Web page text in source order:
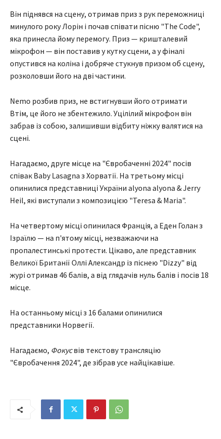
Він піднявся на сцену, отримав приз з рук переможниці
минулого року Лорін і почав співати пісню "The Code",
яка принесла йому перемогу. Приз — кришталевий
мікрофон — він поставив у кутку сцени, а у фіналі
опустився на коліна і добряче стукнув призом об сцену,
розколовши його на дві частини.
Nemo розбив приз, не встигнувши його отримати
Втім, це його не збентежило. Уцілілий мікрофон він
забрав із собою, залишивши відбиту ніжку валятися на
сцені.
Нагадаємо, друге місце на "Євробаченні 2024" посів
співак Baby Lasagna з Хорватії. На третьому місці
опинилися представниці України alyona alyona & Jerry
Heil, які виступали з композицією "Teresa & Maria".
На четвертому місці опинилася Франція, а Еден Голан з
Ізраїлю — на п'ятому місці, незважаючи на
пропалестинські протести. Цікаво, але представник
Великої Британії Оллі Александр із піснею "Dizzy" від
журі отримав 46 балів, а від глядачів нуль балів і посів 18
місце.
На останньому місці з 16 балами опинилися
представники Норвегії.
Нагадаємо, Фокусвів текстову трансляцію
"Євробачення 2024", де зібрав усе найцікавіше.